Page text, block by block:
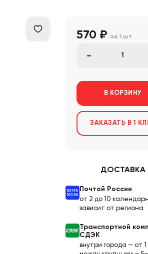
570 ₽/за 1 шт
В КОРЗИНУ
ЗАКАЗАТЬ В 1
ДОСТАВКА
Почтой России
от 2 до 10
зависит от региона
Транспортной
СДЭК
внутри города — от 1